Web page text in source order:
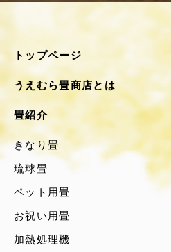
トップページ
うえむら畳商店とは
畳紹介
きなり畳
琉球畳
ペット用畳
お祝い用畳
加熱処理機